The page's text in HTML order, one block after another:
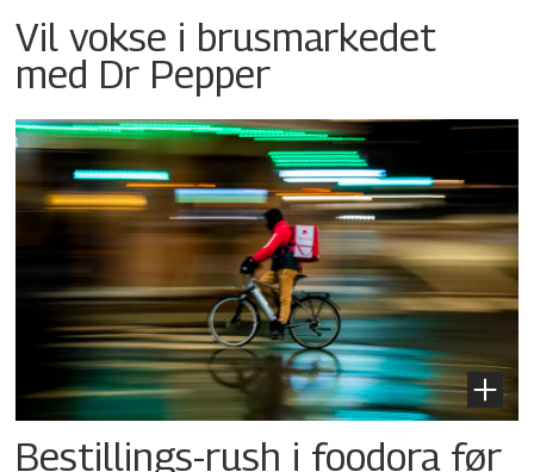
Vil vokse i brusmarkedet
med Dr Pepper
Bestillings-rush i foodora før